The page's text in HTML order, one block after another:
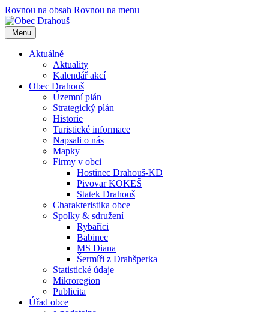
Rovnou na obsah Rovnou na menu
Menu
Aktuálně
Aktuality
Kalendář akcí
Obec Drahouš
Územní plán
Strategický plán
Historie
Turistické informace
Napsali o nás
Mapky
Firmy v obci
Hostinec Drahouš-KD
Pivovar KOKEŠ
Statek Drahouš
Charakteristika obce
Spolky & sdružení
Rybaříci
Babinec
MS Diana
Šermíři z Drahšperka
Statistické údaje
Mikroregion
Publicita
Úřad obce